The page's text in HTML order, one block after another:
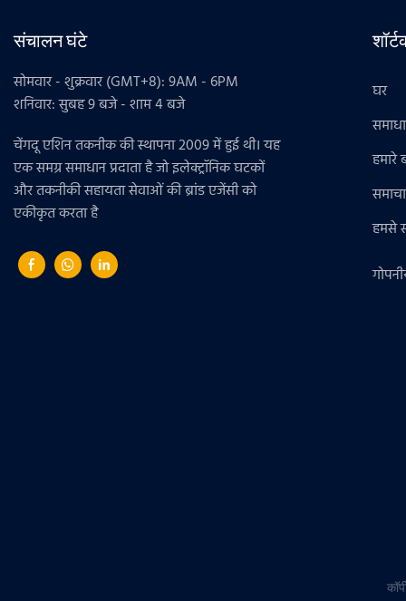
संचालन घंटे
सोमवार - शुक्रवार (GMT+8): 9AM - 6PM
शनिवार: सुबह 9 बजे - शाम 4 बजे
चेंगदू एशिन तकनीक की स्थापना 2009 में हुई थी। यह
एक समग्र समाधान प्रदाता है जो इलेक्ट्रॉनिक घटकों
और तकनीकी सहायता सेवाओं की ब्रांड एजेंसी को
एकीकृत करता है
घर
हमारे
हमसे